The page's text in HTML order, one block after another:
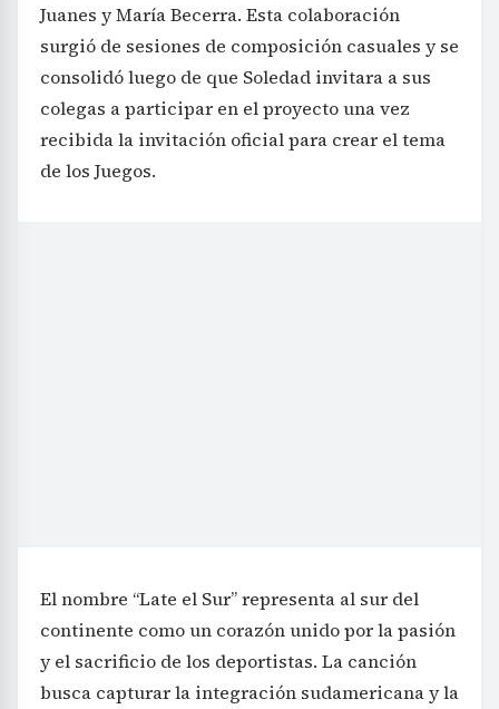
Juanes y María Becerra. Esta colaboración
surgió de sesiones de composición casuales y se
consolidó luego de que Soledad invitara a sus
colegas a participar en el proyecto una vez
recibida la invitación oficial para crear el tema
de los Juegos.
El nombre “Late el Sur” representa al sur del
continente como un corazón unido por la pasión
y el sacrificio de los deportistas. La canción
busca capturar la integración sudamericana y la